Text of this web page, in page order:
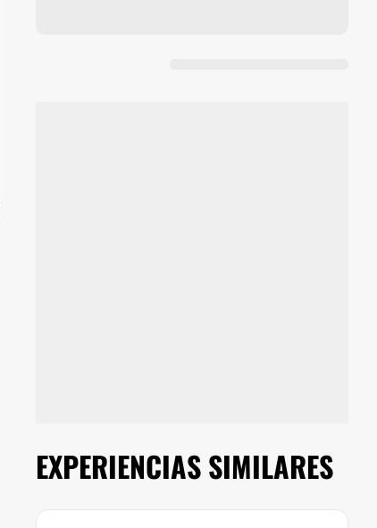
EXPERIENCIAS SIMILARES